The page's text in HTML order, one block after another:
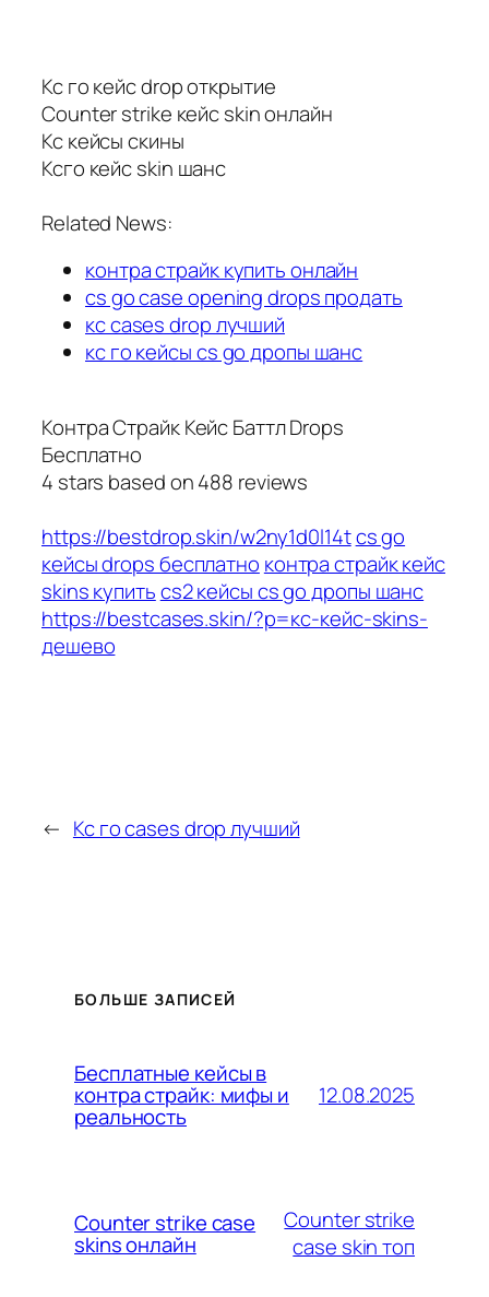
Кс го кейс drop открытие
Counter strike кейс skin онлайн
Кс кейсы скины
Ксго кейс skin шанс
Related News:
контра страйк купить онлайн
cs go case opening drops продать
кс cases drop лучший
кс го кейсы cs go дропы шанс
Контра Страйк Кейс Баттл Drops
Бесплатно
4 stars based on488 reviews
https://bestdrop.skin/w2ny1d0l14tcs go
кейсы drops бесплатно контра страйк кейс
skins купитьcs2 кейсы cs go дропы шанс
https://bestcases.skin/?p=кс-кейс-skins-
дешево
← Кс го cases drop лучший
БОЛЬШЕ ЗАПИСЕЙ
Бесплатные кейсы в
контра страйк: мифы и
реальность
12.08.2025
Counter strike case
skins онлайн
Counter strike
case skin топ